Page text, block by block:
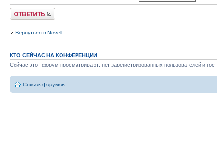
Ответить
Вернуться в Novell
КТО СЕЙЧАС НА КОНФЕРЕНЦИИ
Сейчас этот форум просматривают: нет зарегистрированных пользователей и
Список форумов